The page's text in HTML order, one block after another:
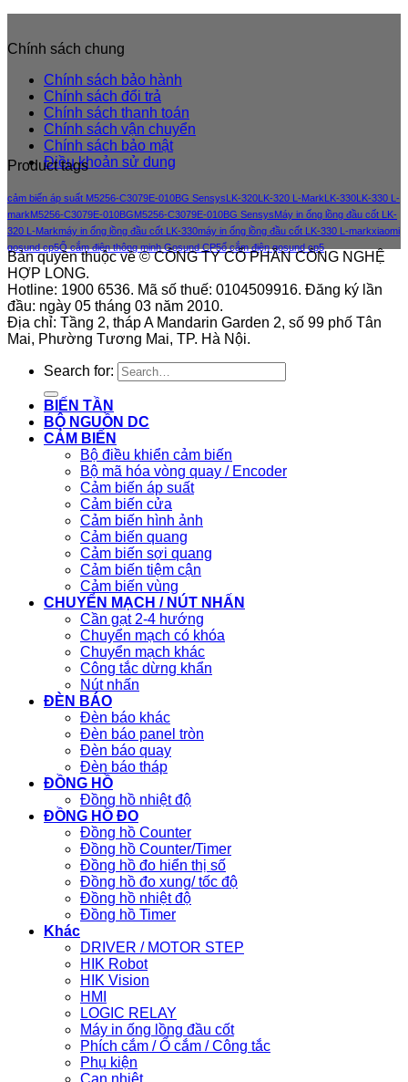
Chính sách chung
Chính sách bảo hành
Chính sách đổi trả
Chính sách thanh toán
Chính sách vận chuyển
Chính sách bảo mật
Điều khoản sử dung
Product tags
cảm biến áp suất M5256-C3079E-010BG Sensys LK-320 LK-320 L-Mark LK-330 LK-330 L-
markM5256-C3079E-010BGM5256-C3079E-010BG SensysMáy in ống lồng đầu cốt LK-
320 L-Markmáy in ống lồng đầu cốt LK-330máy in ống lồng đầu cốt LK-330 L-markxiaomi
gosund cp5Ổ cắm điện thông minh Gosund CP5ổ cắm điện gosund cp5
Bản quyền thuộc về © CÔNG TY CỔ PHẦN CÔNG NGHỆ
HỢP LONG.
Hotline: 1900 6536. Mã số thuế: 0104509916. Đăng ký lần
đầu: ngày 05 tháng 03 năm 2010.
Địa chỉ: Tầng 2, tháp A Mandarin Garden 2, số 99 phố Tân
Mai, Phường Tương Mai, TP. Hà Nội.
Search for:
BIẾN TẦN
BỘ NGUỒN DC
CẢM BIẾN
Bộ điều khiển cảm biến
Bộ mã hóa vòng quay / Encoder
Cảm biến áp suất
Cảm biến cửa
Cảm biến hình ảnh
Cảm biến quang
Cảm biến sợi quang
Cảm biến tiệm cận
Cảm biến vùng
CHUYỂN MẠCH / NÚT NHẤN
Cần gạt 2-4 hướng
Chuyển mạch có khóa
Chuyển mạch khác
Công tắc dừng khẩn
Nút nhấn
ĐÈN BÁO
Đèn báo khác
Đèn báo panel tròn
Đèn báo quay
Đèn báo tháp
ĐỒNG HỒ
Đồng hồ nhiệt độ
ĐỒNG HỒ ĐO
Đồng hồ Counter
Đồng hồ Counter/Timer
Đồng hồ đo hiển thị số
Đồng hồ đo xung/ tốc độ
Đồng hồ nhiệt độ
Đồng hồ Timer
Khác
DRIVER / MOTOR STEP
HIK Robot
HIK Vision
HMI
LOGIC RELAY
Máy in ống lồng đầu cốt
Phích cắm / Ổ cắm / Công tắc
Phụ kiện